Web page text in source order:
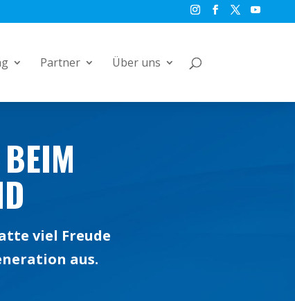
Partner Über uns
viel Freude
aus.